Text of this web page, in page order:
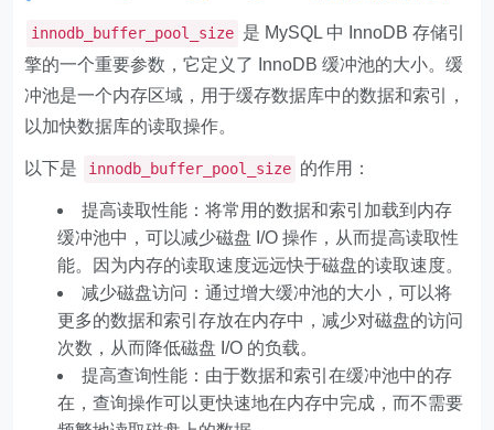
innodb_buffer_pool_size 是 MySQL 中 InnoDB 存储引
擎的一个重要参数，它定义了 InnoDB 缓冲池的大小。缓
冲池是一个内存区域，用于缓存数据库中的数据和索引，
以加快数据库的读取操作。
以下是 innodb_buffer_pool_size 的作用：
提高读取性能：将常用的数据和索引加载到内存
缓冲池中，可以减少磁盘 I/O 操作，从而提高读取性
能。因为内存的读取速度远远快于磁盘的读取速度。
减少磁盘访问：通过增大缓冲池的大小，可以将
更多的数据和索引存放在内存中，减少对磁盘的访问
次数，从而降低磁盘 I/O 的负载。
提高查询性能：由于数据和索引在缓冲池中的存
在，查询操作可以更快速地在内存中完成，而不需要